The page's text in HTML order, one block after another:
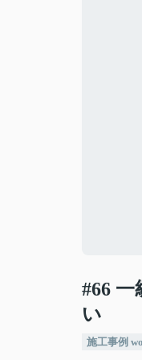
#66
い
施工事例